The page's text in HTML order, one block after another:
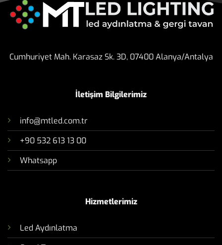
Tasarım ve Uygulamaları
Gergi Tavan Aydınlatma ,
Cumhuriyet Mah. Karasaz Sk. 3D, 07400 Alanya/Antalya
İletişim Bilgilerimiz
info@mtled.com.tr
+90 532 613 13 00
Whatsapp
Hizmetlerimiz
Led Aydınlatma